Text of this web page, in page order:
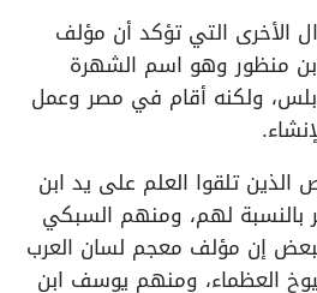
الأخرى التي تؤكد أن مؤلف
منظور وهو اسم الشهرة
ولكنه أقام في مصر وعمل
الذين تلقوا العلم على يد ابن
بالنسبة لهم، ومنهم السبكي
إن مؤلف معجم لسان العرب
العظماء، ومنهم يوسف ابن